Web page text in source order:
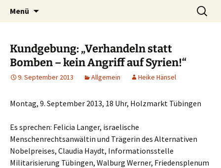
Kultur des Friedens
Kultur ist das Vergnügen, die Welt zu
verändern. – Bertolt Brecht
Menü
Suchen
nach:
Kundgebung: „Verhandeln statt
Bomben – kein Angriff auf Syrien!“
9. September 2013 Allgemein Heike Hänsel
Montag, 9. September 2013, 18 Uhr, Holzmarkt Tübingen
Es sprechen: Felicia Langer, israelische
Menschenrechtsanwältin und Trägerin des Alternativen
Nobelpreises, Claudia Haydt, Informationsstelle
Militarisierung Tübingen, Walburg Werner, Friedensplenum